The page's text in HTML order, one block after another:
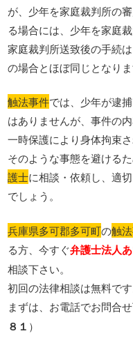
が、少年を家庭裁判所の
る場合には、少年を家庭
家庭裁判所送致後の手続
の場合とほぼ同じとなりま
触法事件では、少年が逮
はありませんが、事件の
一時保護により身体拘束
そのような事態を避ける
護士に相談・依頼し、適
でしょう。
兵庫県多可郡多可町の触
る方、今すぐ弁護士法人
相談下さい。
初回の法律相談は無料です
まずは、お電話でお問合
８１ ）